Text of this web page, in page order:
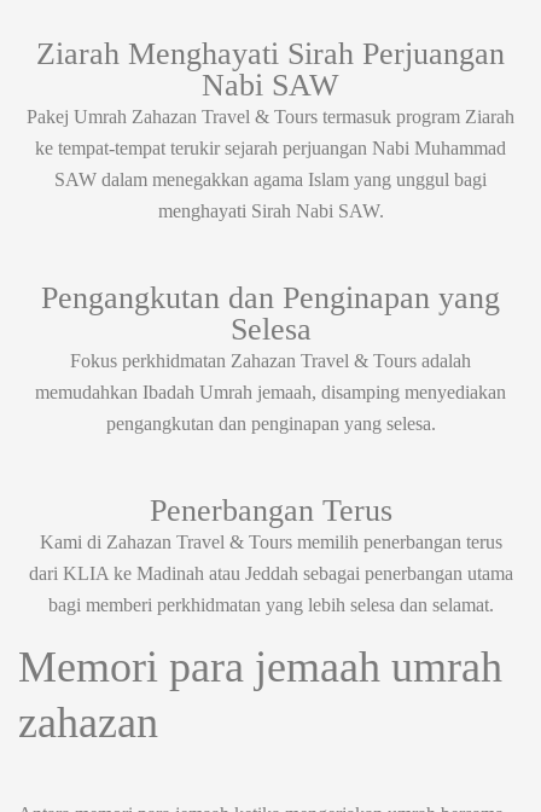
Ziarah Menghayati Sirah Perjuangan
Nabi SAW​
Pakej Umrah Zahazan Travel & Tours termasuk program Ziarah
ke tempat-tempat terukir sejarah perjuangan Nabi Muhammad
SAW dalam menegakkan agama Islam yang unggul bagi
menghayati Sirah Nabi SAW.
Pengangkutan dan Penginapan yang
Selesa
Fokus perkhidmatan Zahazan Travel & Tours adalah
memudahkan Ibadah Umrah jemaah, disamping menyediakan
pengangkutan dan penginapan yang selesa.
Penerbangan Terus
Kami di Zahazan Travel & Tours memilih penerbangan terus
dari KLIA ke Madinah atau Jeddah sebagai penerbangan utama
bagi memberi perkhidmatan yang lebih selesa dan selamat.
Memori para jemaah umrah
zahazan